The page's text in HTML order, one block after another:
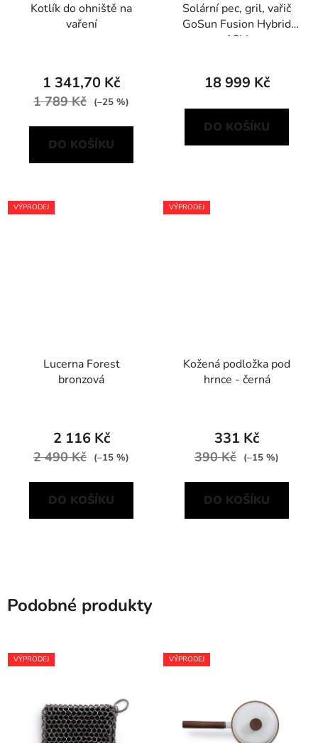
Kotlík do ohniště na
vaření
1 341,70 Kč
1 789 Kč (–25 %)
DO KOŠÍKU
Solární pec, gril, vařič
GoSun Fusion Hybrid
12V
18 999 Kč
DO KOŠÍKU
VÝPRODEJ
Lucerna Forest
bronzová
2 116 Kč
2 490 Kč (–15 %)
DO KOŠÍKU
VÝPRODEJ
Kožená podložka pod
hrnce - černá
331 Kč
390 Kč (–15 %)
DO KOŠÍKU
Podobné produkty
VÝPRODEJ VÝPRODEJ